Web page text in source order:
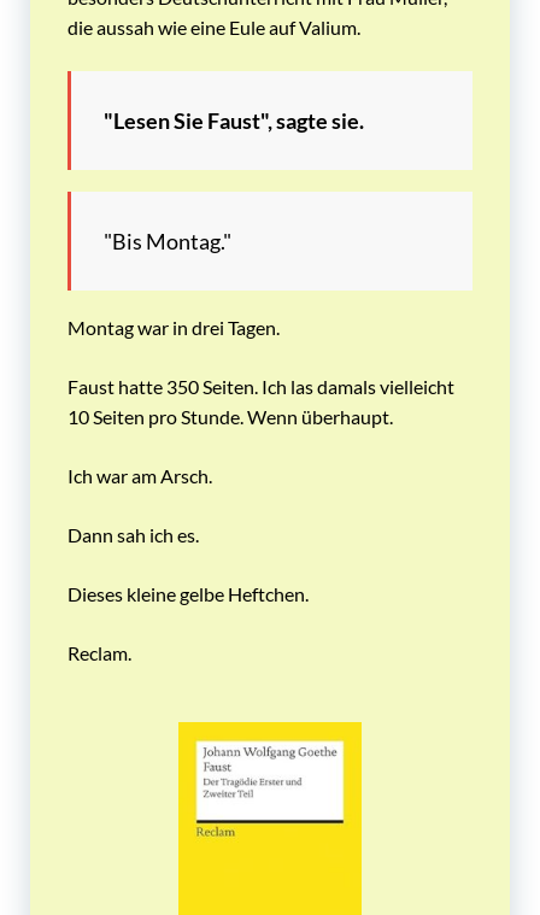
die aussah wie eine Eule auf Valium.
"Lesen Sie Faust", sagte sie.
"Bis Montag."
Montag war in drei Tagen.
Faust hatte 350 Seiten. Ich las damals vielleicht
10 Seiten pro Stunde. Wenn überhaupt.
Ich war am Arsch.
Dann sah ich es.
Dieses kleine gelbe Heftchen.
Reclam.